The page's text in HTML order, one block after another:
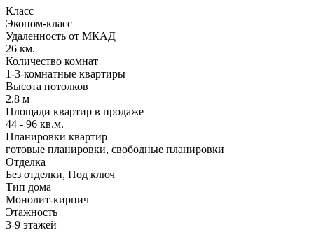
Класс
Эконом-класс
Удаленность от МКАД
26 км.
Количество комнат
1-3-комнатные квартиры
Высота потолков
2.8 м
Площади квартир в продаже
44 - 96 кв.м.
Планировки квартир
готовые планировки, свободные планировки
Отделка
Без отделки, Под ключ
Тип дома
Монолит-кирпич
Этажность
3-9 этажей